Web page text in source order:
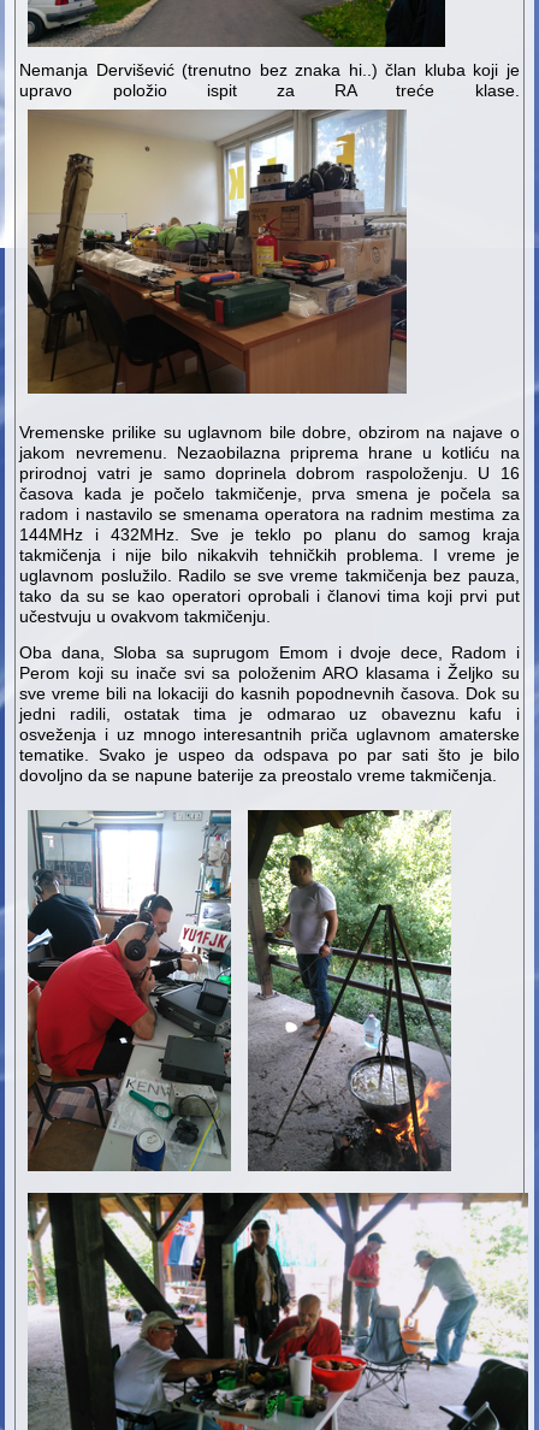
Nemanja Dervišević (trenutno bez znaka hi..) član kluba koji je
upravo položio ispit za RA treće klase.
Vremenske prilike su uglavnom bile dobre, obzirom na najave o
jakom nevremenu. Nezaobilazna priprema hrane u kotliću na
prirodnoj vatri je samo doprinela dobrom raspoloženju. U 16
časova kada je počelo takmičenje, prva smena je počela sa
radom i nastavilo se smenama operatora na radnim mestima za
144MHz i 432MHz. Sve je teklo po planu do samog kraja
takmičenja i nije bilo nikakvih tehničkih problema. I vreme je
uglavnom poslužilo. Radilo se sve vreme takmičenja bez pauza,
tako da su se kao operatori oprobali i članovi tima koji prvi put
učestvuju u ovakvom takmičenju.
Oba dana, Sloba sa suprugom Emom i dvoje dece, Radom i
Perom koji su inače svi sa položenim ARO klasama i Željko su
sve vreme bili na lokaciji do kasnih popodnevnih časova. Dok su
jedni radili, ostatak tima je odmarao uz obaveznu kafu i
osveženja i uz mnogo interesantnih priča uglavnom amaterske
tematike. Svako je uspeo da odspava po par sati što je bilo
dovoljno da se napune baterije za preostalo vreme takmičenja.